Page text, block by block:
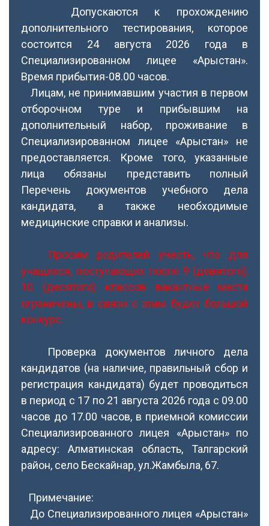
Допускаются к прохождению
дополнительного тестирования, которое
состоится 24 августа 2026 года в
Специализированном лицее «Арыстан».
Время прибытия-08.00 часов.
Лицам, не принимавшим участия в первом
отборочном туре и прибывшим на
дополнительный набор, проживание в
Специализированном лицее «Арыстан» не
предоставляется. Кроме того, указанные
лица обязаны представить полный
Перечень документов учебного дела
кандидата, а также необходимые
медицинские справки и анализы.
Просим родителей учесть, что для
учащихся, поступающих после 9 (девятого),
10 (десятого) классов вакантные места
ограничены, в связи с этим будет большой
конкурс.
Проверка документов личного дела
кандидатов (на наличие, правильный сбор и
регистрация кандидата) будет проводиться
в период с 17 по 21 августа 2026 года с 09.00
часов до 17.00 часов, в приемной комиссии
Специализированного лицея «Арыстан» по
адресу: Алматинская область, Талгарский
район, село Бескайнар, ул.Жамбыла, 67.
Примечание:
До Специализированного лицея «Арыстан»